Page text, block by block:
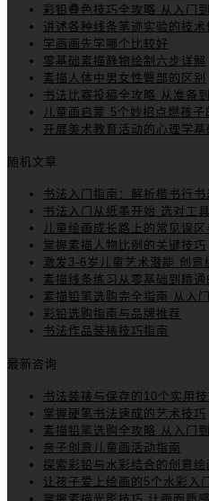
彩铅叠色技巧全攻略 从入门
讲述各种线条笔迹实验的技术
学画画先学哪个比较好
零基础素描静物绘制六步详解
素描人体中男女性臀部的区别
书法比赛投稿全攻略 从准备
儿童画启蒙 5个妙招点燃孩子
开展美术教育活动的心理学基
随机文章
书法入门指南：解析楷书行
书法入门从纸墨开始 选对工
儿童绘画成长路上的常见误区
掌握素描人物比例的关键技巧
激发3-6岁儿童艺术潜能 创意
素描线条练习从零基础到精通
素描铅笔选购完全指南 从入
彩铅选购指南与品牌推荐
书法作品装裱技巧指南
最新咨询
书法装裱与保存的10个实用技
掌握硬笔书法速成的艺术技巧
素描铅笔选购全攻略 从入门
亲子创意儿童画活动指南
探索彩铅与水彩结合的创意绘
让孩子爱上绘画的5个水彩入